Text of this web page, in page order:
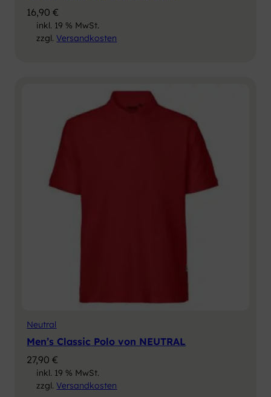
16,90€
inkl. 19 % MwSt.
zzgl.Versandkosten
Neutral
Men’s Classic Polo von NEUTRAL
27,90€
inkl. 19 % MwSt.
zzgl.Versandkosten